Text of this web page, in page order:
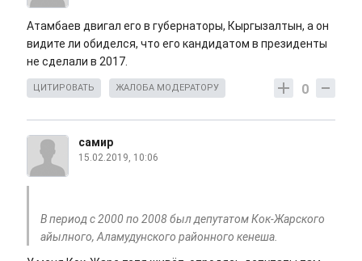
Атамбаев двигал его в губернаторы, Кыргызалтын, а он
видите ли обиделся, что его кандидатом в президенты
не сделали в 2017.
0
ЦИТИРОВАТЬ ЖАЛОБА МОДЕРАТОРУ
самир
15.02.2019, 10:06
В период с 2000 по 2008 был депутатом Кок-Жарского
айылного, Аламудунского районного кенеша.